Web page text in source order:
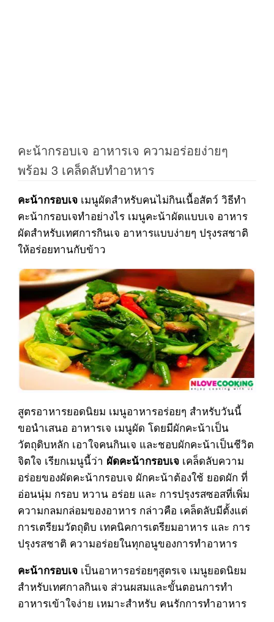
คะน้ากรอบเจ อาหารเจ ความอร่อยง่ายๆ
พร้อม 3 เคล็ดลับทำอาหาร
คะน้ากรอบเจเมนูผัดสำหรับคนไม่กินเนื้อสัตว์ วิธีทำ
คะน้ากรอบเจทำอย่างไร เมนูคะน้าผัดแบบเจ อาหาร
ผัดสำหรับเทศการกินเจ อาหารแบบง่ายๆ ปรุงรสชาติ
ให้อร่อยทานกับข้าว
สูตรอาหารยอดนิยม เมนูอาหารอร่อยๆ สำหรับวันนี้
ขอนำเสนอ อาหารเจ เมนูผัด โดยมีผักคะน้าเป็น
วัตถุดิบหลัก เอาใจคนกินเจ และชอบผักคะน้าเป็นชีวิต
จิตใจ เรียกเมนูนี้ว่า ผัดคะน้ากรอบเจเคล็ดลับความ
อร่อยของผัดคะน้ากรอบเจ ผักคะน้าต้องใช้ ยอดผัก ที่
อ่อนนุ่ม กรอบ หวาน อร่อย และ การปรุงรสซอสที่เพิ่ม
ความกลมกล่อมของอาหาร กล่าวคือ เคล็ดลับมีตั้งแต่
การเตรียมวัตถุดิบ เทคนิคการเตรียมอาหาร และ การ
ปรุงรสชาติ ความอร่อยในทุกอนูของการทำอาหาร
คะน้ากรอบเจเป็นอาหารอร่อยๆสูตรเจ เมนูยอดนิยม
สำหรับเทศกาลกินเจ ส่วนผสมและขั้นตอนการทำ
อาหารเข้าใจง่าย เหมาะสำหรับ คนรักการทำอาหาร